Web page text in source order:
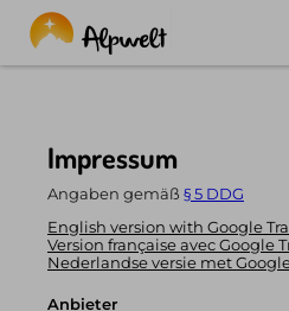
Home
Appartements
Impressum
Angaben gemäß § 5 DDG
English version with Google
Version française avec Google
Nederlandse versie met
Anbieter